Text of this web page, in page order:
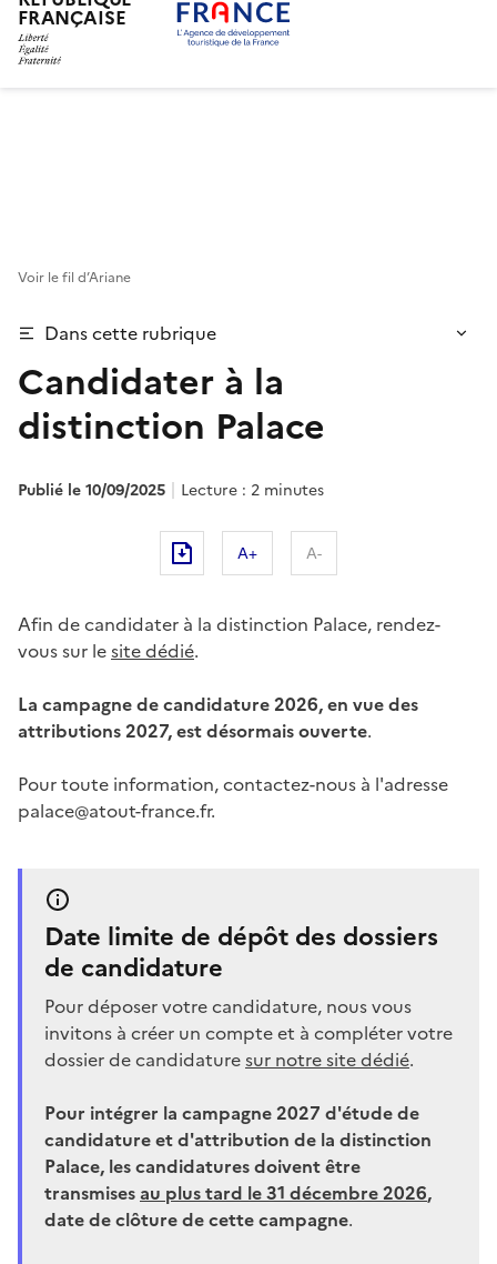
FRANÇAISE
Voir le fil d’Ariane
Dans cette rubrique
Candidater à la
distinction Palace
Publié le 10/09/2025 Lecture : 2 minutes
A+ A-
Afin de candidater à la distinction Palace, rendez-
vous sur lesite dédié.
La campagne de candidature 2026, en vue des
attributions 2027, est désormais ouverte.
Pour toute information, contactez-nous à l'adresse
palace@atout-france.fr.
Date limite de dépôt des dossiers
de candidature
Pour déposer votre candidature, nous vous
invitons à créer un compte et à compléter votre
dossier de candidaturesur notre site dédié.
Pour intégrer la campagne 2027 d'étude de
candidature et d'attribution de la distinction
Palace, les candidatures doivent être
transmisesau plus tard le 31 décembre 2026,
date de clôture de cette campagne.